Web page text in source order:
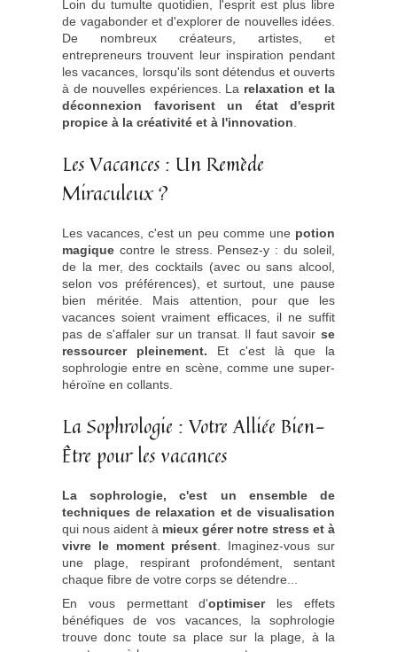
Loin du tumulte quotidien, l'esprit est plus libre
de vagabonder et d'explorer de nouvelles idées.
De nombreux créateurs, artistes, et
entrepreneurs trouvent leur inspiration pendant
les vacances, lorsqu'ils sont détendus et ouverts
à de nouvelles expériences. La relaxation et la
déconnexion favorisent un état d'esprit
propice à la créativité et à l'innovation
Les Vacances : Un Remède
Miraculeux ?
Les vacances, c'est un peu comme une potion
magique contre le stress. Pensez-y : du soleil,
de la mer, des cocktails (avec ou sans alcool,
selon vos préférences), et surtout, une pause
bien méritée. Mais attention, pour que les
vacances soient vraiment efficaces, il ne suffit
pas de s'affaler sur un transat. Il faut savoir se
ressourcer pleinement. Et c'est là que la
sophrologie entre en scène, comme une super-
héroïne en collants.
La Sophrologie : Votre Alliée Bien-
Être pour les vacances
La sophrologie, c'est un ensemble de
techniques de relaxation et de visualisation
qui nous aident à mieux gérer notre stress et à
vivre le moment présent . Imaginez-vous sur
une plage, respirant profondément, sentant
chaque fibre de votre corps se détendre...
En vous permettant d'optimiserles effets
bénéfiques de vos vacances, la sophrologie
trouve donc toute sa place sur la plage, à la